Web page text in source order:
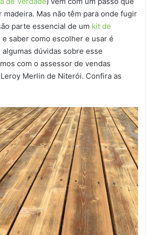
madeira. Mas não têm para onde fugir
parte essencial de um kit de
e saber como escolher e usar é
dúvidas sobre esse
com o assessor de vendas
Merlin de Niterói. Confira as